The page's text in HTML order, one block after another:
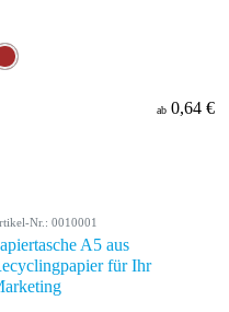
ab 0,64 €
Nr.: 0010001
A5 aus
für Ihr